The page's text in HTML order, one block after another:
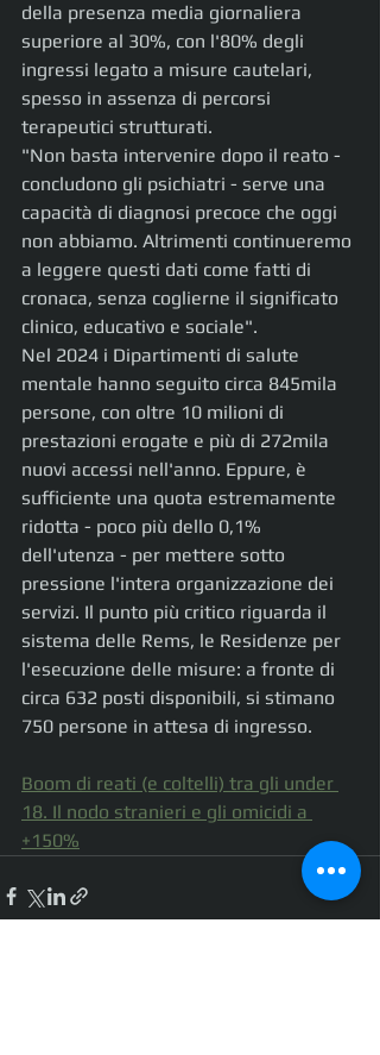
della presenza media giornaliera
superiore al 30%, con l'80% degli
ingressi legato a misure cautelari,
spesso in assenza di percorsi
terapeutici strutturati.
"Non basta intervenire dopo il reato -
concludono gli psichiatri - serve una
capacità di diagnosi precoce che oggi
non abbiamo. Altrimenti continueremo
a leggere questi dati come fatti di
cronaca, senza coglierne il significato
clinico, educativo e sociale".
Nel 2024 i Dipartimenti di salute
mentale hanno seguito circa 845mila
persone, con oltre 10 milioni di
prestazioni erogate e più di 272mila
nuovi accessi nell'anno. Eppure, è
sufficiente una quota estremamente
ridotta - poco più dello 0,1%
dell'utenza - per mettere sotto
pressione l'intera organizzazione dei
servizi. Il punto più critico riguarda il
sistema delle Rems, le Residenze per
l'esecuzione delle misure: a fronte di
circa 632 posti disponibili, si stimano
750 persone in attesa di ingresso.
Boom di reati (e coltelli) tra gli under
18. Il nodo stranieri e gli omicidi a
+150%